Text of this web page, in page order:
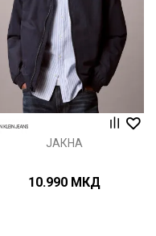
ЈАКНА
10.990 МКД